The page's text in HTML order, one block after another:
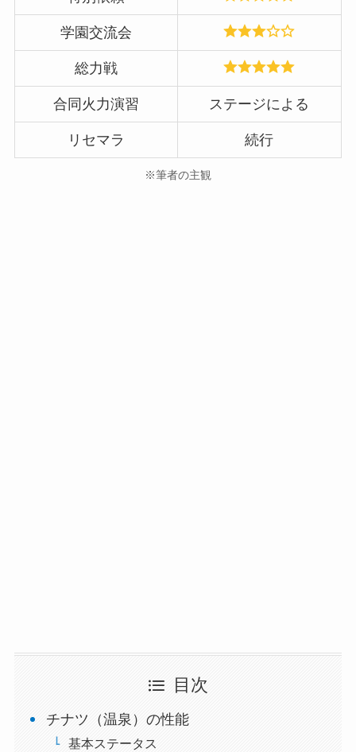
学園交流会
総力戦
合同火力演習 ステージによる
リセマラ 続行
※筆者の主観
目次
チナツ（温泉）の性能
基本ステータス